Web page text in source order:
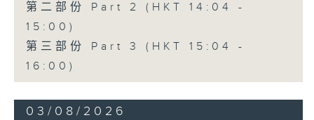
第二部份 Part 2 (HKT 14:04 -
15:00)
第三部份 Part 3 (HKT 15:04 -
16:00)
03/08/2026